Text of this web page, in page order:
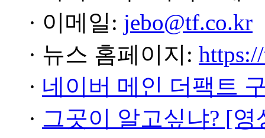
· 이메일: jebo@tf.co.kr
· 뉴스 홈페이지:
· 네이버 메인 더팩트
· 그곳이 알고싶냐? [